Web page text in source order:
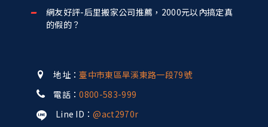
網友好評-后里搬家公司推薦，2000元以內搞定真
的假的？
地址：臺中市東區旱溪東路一段79號
電話：0800-583-999
Line ID：@act2970r